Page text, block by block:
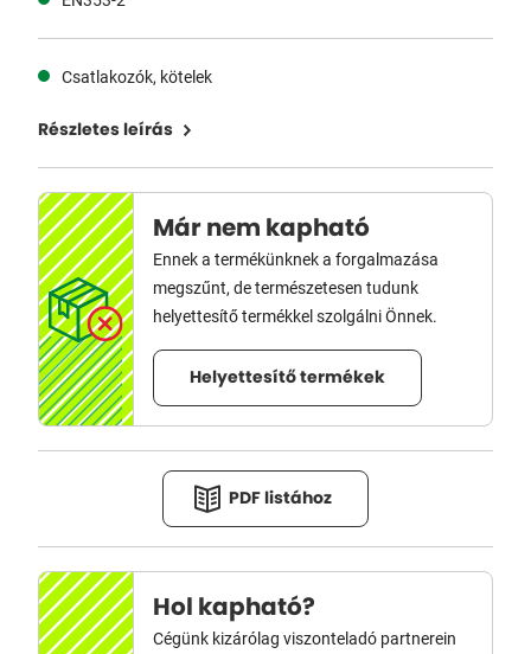
Csatlakozók, kötelek
Részletes leírás
Már nem kapható
Ennek a termékünknek a forgalmazása
megszűnt, de természetesen tudunk
helyettesítő termékkel szolgálni Önnek.
Helyettesítő termékek
PDF listához
Hol kapható?
Cégünk kizárólag viszonteladó partnerein